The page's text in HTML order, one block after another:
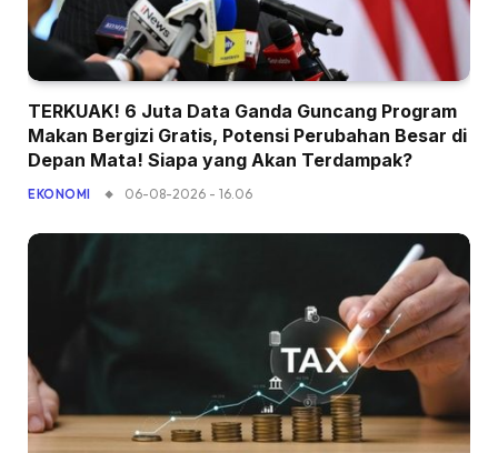
TERKUAK! 6 Juta Data Ganda Guncang Program
Makan Bergizi Gratis, Potensi Perubahan Besar di
Depan Mata! Siapa yang Akan Terdampak?
EKONOMI 06-08-2026 - 16.06